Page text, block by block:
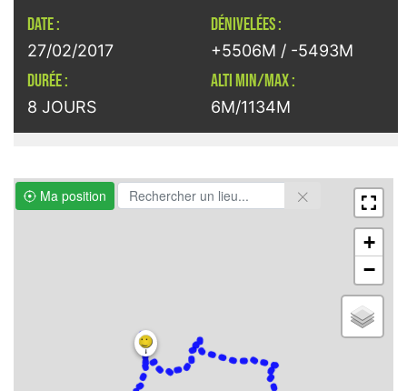
DATE :
27/02/2017
DURÉE :
8 JOURS
DÉNIVELÉES :
+5506M / -5493M
ALTI MIN/MAX :
6M/1134M
Ma position
+
−